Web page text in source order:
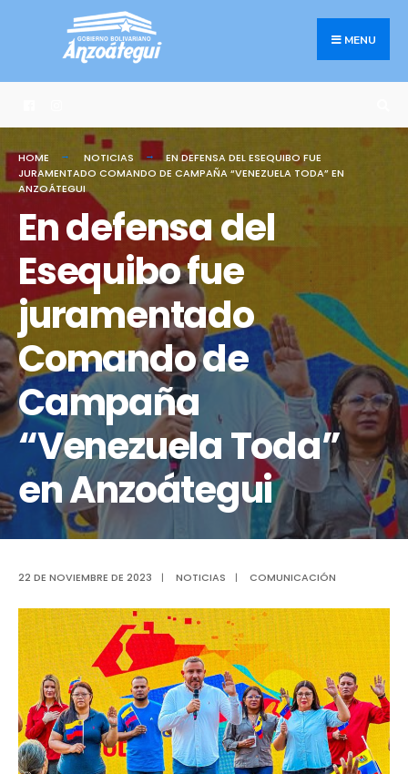
MENU
HOME NOTICIAS
EN DEFENSA DEL ESEQUIBO FUE
JURAMENTADO COMANDO DE CAMPAÑA “VENEZUELA TODA” EN
ANZOÁTEGUI
En defensa del
Esequibo fue
juramentado
Comando de
Campaña
“Venezuela Toda”
en Anzoátegui
22 DE NOVIEMBRE DE 2023 | NOTICIAS | COMUNICACIÓN
Search